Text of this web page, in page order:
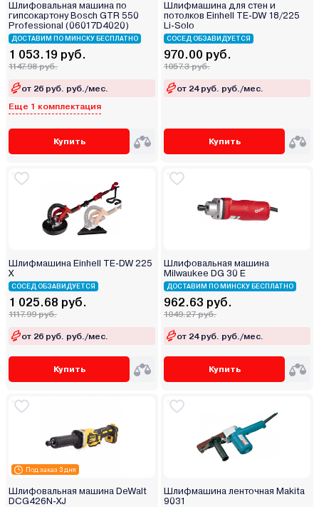
Шлифовальная машина по
гипсокартону Bosch GTR 550
Professional (06017D4020)
ДОСТАВИМ ПО МИНСКУ БЕСПЛАТНО
1 053.19 руб.
1147.98 руб.
от 26 руб. руб./мес.
Еще 1 комплектация
Купить
Шлифмашина для стен и
потолков Einhell TE-DW 18/225
Li-Solo
СОСЕД ОБЗАВИДУЕТСЯ
970.00 руб.
1057.3 руб.
от 24 руб. руб./мес.
Купить
Шлифмашина Einhell TE-DW 225
X
СОСЕД ОБЗАВИДУЕТСЯ
1 025.68 руб.
1117.99 руб.
от 26 руб. руб./мес.
Купить
Шлифовальная машина
Milwaukee DG 30 E
ДОСТАВИМ ПО МИНСКУ БЕСПЛАТНО
962.63 руб.
1049.27 руб.
от 24 руб. руб./мес.
Купить
Под заказ 3 дня
Шлифовальная машина DeWalt
DCG426N-XJ
Шлифмашина ленточная Makita
9031